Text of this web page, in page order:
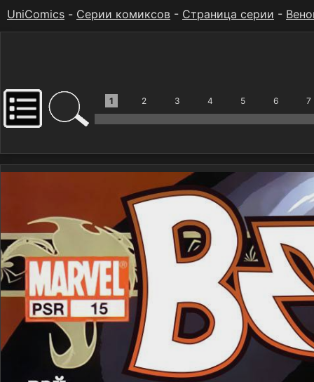
UniComics - Серии комиксов - Страница серии -
1 2 3 4 5 6 7